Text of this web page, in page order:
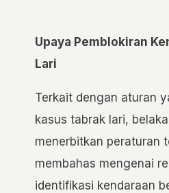
Upaya Pemblokiran
Lari
Terkait dengan aturan
kasus tabrak lari,
menerbitkan peraturan
membahas mengenai
identifikasi kendaraan